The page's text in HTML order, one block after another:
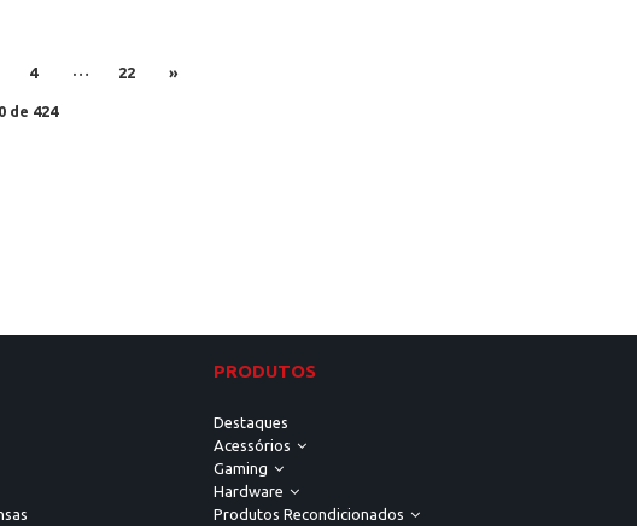
4 22 »
de 424
PRODUTOS
Destaques
Acessórios
Gaming
Hardware
Produtos Recondicionados